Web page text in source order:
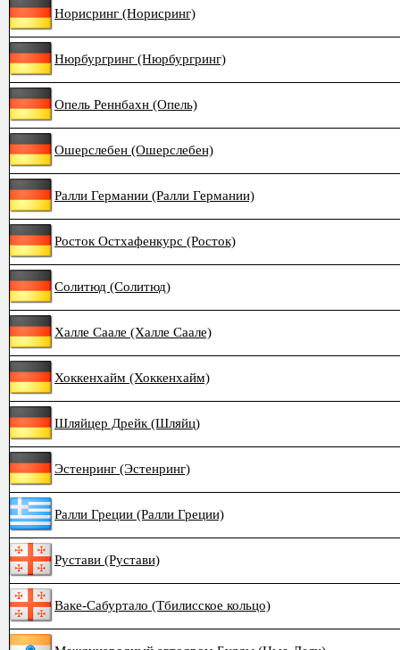
Норисринг (Норисринг)
Нюрбургринг (Нюрбургринг)
Опель Реннбахн (Опель)
Ошерслебен (Ошерслебен)
Ралли Германии (Ралли Германии)
Росток Остхафенкурс (Росток)
Солитюд (Солитюд)
Халле Саале (Халле Саале)
Хоккенхайм (Хоккенхайм)
Шляйцер Дрейк (Шляйц)
Эстенринг (Эстенринг)
Ралли Греции (Ралли Греции)
Рустави (Рустави)
Ваке-Сабуртало (Тбилисское кольцо)